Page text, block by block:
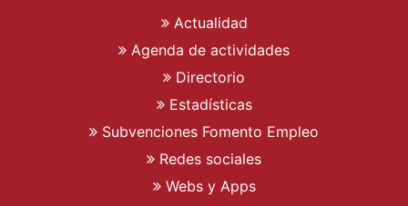
Actualidad
Agenda de actividades
Directorio
Estadísticas
Subvenciones Fomento Empleo
Redes sociales
Webs y Apps